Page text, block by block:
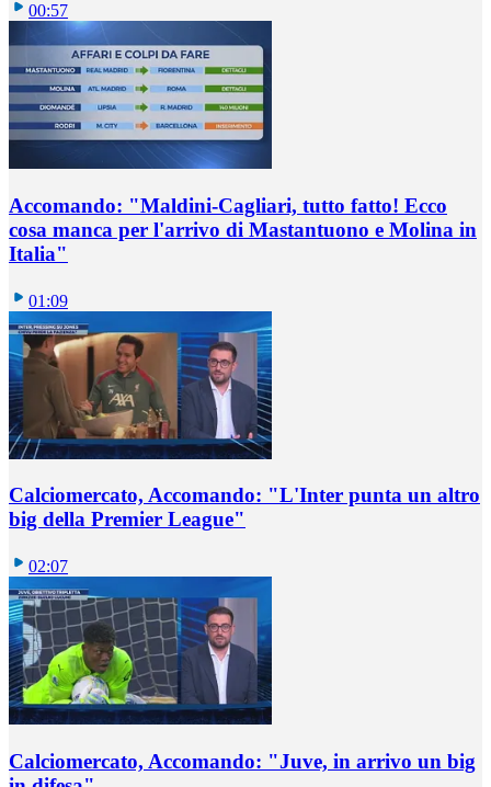
00:57
Accomando: "Maldini-Cagliari, tutto fatto! Ecco
cosa manca per l'arrivo di Mastantuono e Molina in
Italia"
01:09
Calciomercato, Accomando: "L'Inter punta un altro
big della Premier League"
02:07
Calciomercato, Accomando: "Juve, in arrivo un big